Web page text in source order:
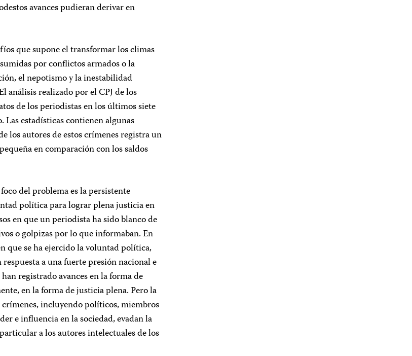
avances pudieran derivar en
que supone el transformar los climas
por conflictos armados o la
el nepotismo y la inestabilidad
análisis realizado por el CPJ de los
de los periodistas en los últimos siete
Las estadísticas contienen algunas
los autores de estos crímenes registra un
en comparación con los saldos
del problema es la persistente
política para lograr plena justicia en
en que un periodista ha sido blanco de
o golpizas por lo que informaban. En
que se ha ejercido la voluntad política,
a una fuerte presión nacional e
registrado avances en la forma de
en la forma de justicia plena. Pero la
crímenes, incluyendo políticos, miembros
e influencia en la sociedad, evadan la
a los autores intelectuales de los